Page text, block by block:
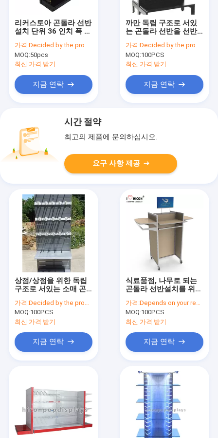
리커스토아 곤돌라 선반
설치 단위 36 인치 폭 엔
설치 진열대
가격:Decided by the product specifications
MOQ:50pcs
최신 가격 받기
지금 연락
까만 독립 구조로 서있
는 곤돌라 선반을 선반
금속 소매 곤돌라
가격:Decided by the product specifications
MOQ:100PCS
최신 가격 받기
지금 연락
시간 절약
최고의 제품에 문의하십시오.
요구 사항 제공
상점/상점을 위한 독립
구조로 서있는 소매 곤
시 선반설치 단위
가격:Decided by the product specifications
MOQ:100PCS
최신 가격 받기
지금 연락
식료품점, 나무로 되는
곤돌라 선반설치를 위한
반
가격:Depends on your requirements
MOQ:100PCS
최신 가격 받기
지금 연락